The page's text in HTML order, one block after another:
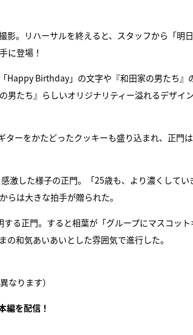
影。リハーサルを終えると、スタッフから「明
に登場！
Happy Birthday」の文字や『和田家の男たち』
男たち』らしいオリジナリティー溢れるデザイン
ーをかたどったクッキーも盛り込まれ、正門
激した様子の正門。「25歳も、より濃くしてい
は大きな拍手が贈られた。
る正門。すると相葉が「グループにマスコット
和気あいあいとした雰囲気で進行した。
なります）
編を配信！